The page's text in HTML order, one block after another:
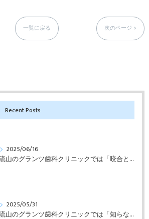
一覧に戻る 次のページ >
Recent Posts
2025/06/16
流山のグランツ歯科クリニックでは「咬合と審美」に特化した「補綴専門医」による診断・治療が受けられます。
2025/05/31
流山のグランツ歯科クリニックでは「知らない間に銀歯ばっかり」でもホワイトニングとセラミックスの専門治療が受けられます。